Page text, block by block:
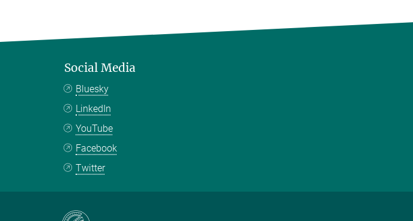
Social Media
Bluesky
LinkedIn
YouTube
Facebook
Twitter